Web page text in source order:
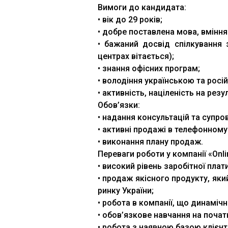
Вимоги до кандидата:
• вік до 29 років;
• добре поставлена мова,
• бажаний досвід
центрах вітається);
• знання офісних програм;
• володіння українською та
• активність, націленість на
Обов’язки:
• надання консультацій та
• активні продажі в
• виконання плану продаж.
Переваги роботи у компанії
• високий рівень заробітної
• продаж якісного продукту,
ринку України;
• робота в компанії, що
• обов’язкове навчання на